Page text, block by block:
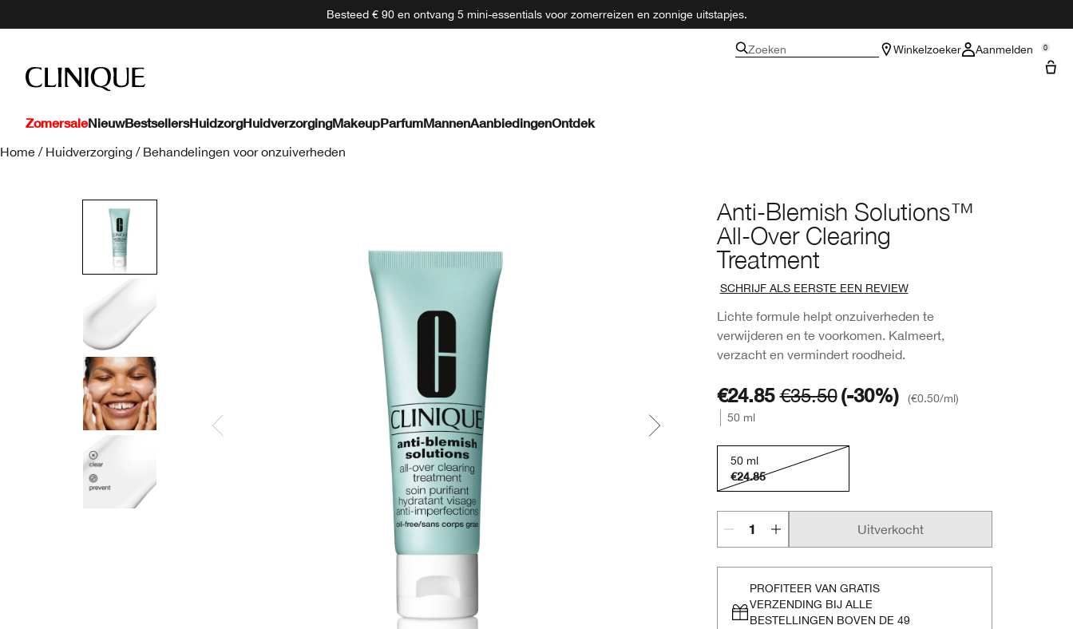
Besteed € 90 en ontvang 5 mini-essentials voor zomerreizen en zonnige uitstapjes.
Zoeken Winkelzoeker Aanmelden 0
ZomersaleNieuwBestsellersHuidzorgHuidverzorgingMakeupParfumMannenAanbiedingenOntdek
Home / Huidverzorging / Behandelingen voor onzuiverheden
Anti-Blemish Solutions™
All-Over Clearing
Treatment
SCHRIJF ALS EERSTE EEN REVIEW
Lichte formule helpt onzuiverheden te
verwijderen en te voorkomen. Kalmeert,
verzacht en vermindert roodheid.
€24.85€35.50(-30%) €0.50/ml
50 ml
50 ml
€24.85
Uitverkocht
PROFITEER VAN GRATIS
VERZENDING BIJ ALLE
BESTELLINGEN BOVEN DE 49